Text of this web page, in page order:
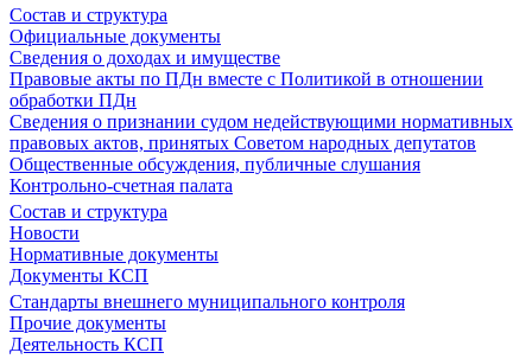
Состав и структура
Официальные документы
Сведения о доходах и имуществе
Правовые акты по ПДн вместе с Политикой в отношении
обработки ПДн
Сведения о признании судом недействующими нормативных
правовых актов, принятых Советом народных депутатов
Общественные обсуждения, публичные слушания
Контрольно-счетная палата
Состав и структура
Новости
Нормативные документы
Документы КСП
Стандарты внешнего муниципального контроля
Прочие документы
Деятельность КСП